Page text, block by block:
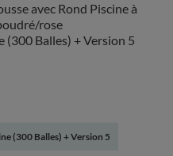
avec Rond Piscine à
rose
Balles) + Version 5
(300 Balles) + Version 5